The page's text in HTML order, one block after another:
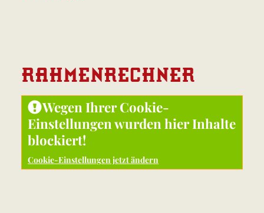
RAHMENRECHNER
Wegen Ihrer Cookie-
Einstellungen wurden hier Inhalte
blockiert!
Cookie-Einstellungen jetzt ändern